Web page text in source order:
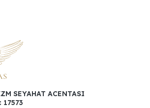
SEYAHAT ACENTASI